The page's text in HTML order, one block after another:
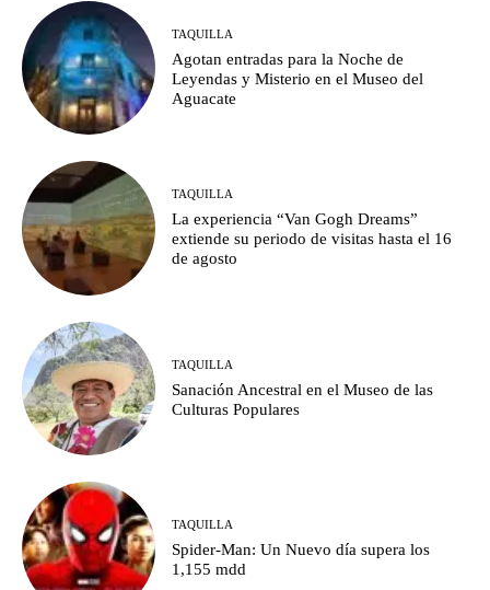
TAQUILLA
Agotan entradas para la Noche de
Leyendas y Misterio en el Museo del
Aguacate
TAQUILLA
La experiencia “Van Gogh Dreams”
extiende su periodo de visitas hasta el 16
de agosto
TAQUILLA
Sanación Ancestral en el Museo de las
Culturas Populares
TAQUILLA
Spider-Man: Un Nuevo día supera los
1,155 mdd